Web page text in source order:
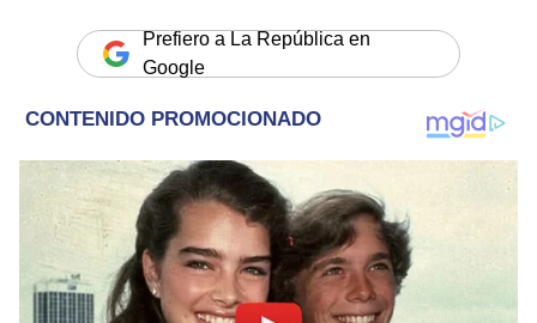
Prefiero a La República en
Google